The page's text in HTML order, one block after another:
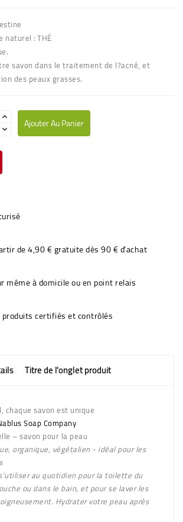
naturel : THÉ
savon dans le traitement de l?acné, et
des peaux grasses.
Ajouter Au Panier
de 4,90 € gratuite dès 90 € d'achat
même à domicile ou en point relais
certifiés et contrôlés
Titre de l'onglet produit
chaque savon est unique
Soap Company
– savon pour la peau
organique, végétalien - idéal pour les
au quotidien pour la toilette du
ou dans le bain, et pour se laver les
Hydrater votre peau après